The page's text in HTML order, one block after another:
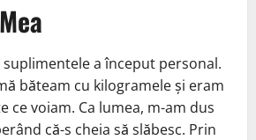
suplimentele a început personal.
băteam cu kilogramele și eram
ce voiam. Ca lumea, m-am dus
că-s cheia să slăbesc. Prin